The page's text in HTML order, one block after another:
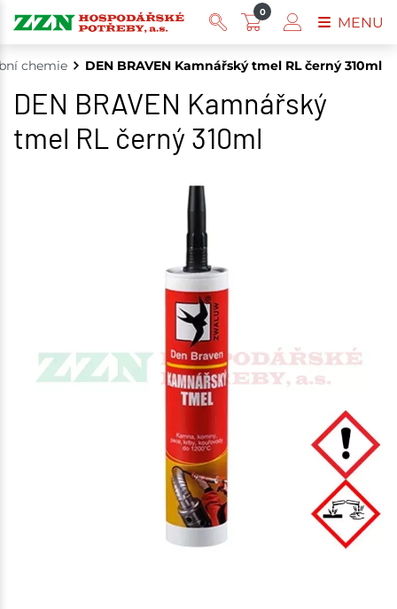
chemie DEN BRAVEN Kamnářský tmel RL černý 310ml
DEN BRAVEN Kamnářský
tmel RL černý 310ml
0
MENU